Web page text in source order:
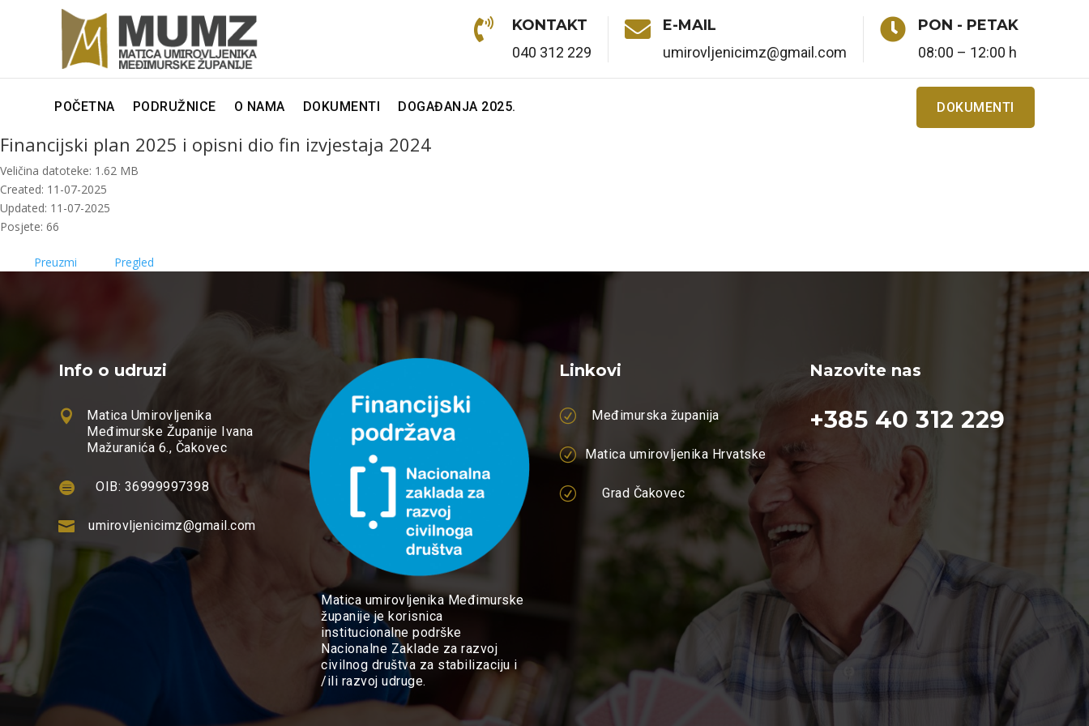
 KONTAKT
040 312 229
 E-MAIL
umirovljenicimz@gmail.com
 PON - PETAK
08:00 – 12:00 h
POČETNA PODRUŽNICE O NAMA DOKUMENTI DOGAĐANJA 2025. DOKUMENTI
Financijski plan 2025 i opisni dio fin izvjestaja 2024
Veličina datoteke: 1.62 MB
Created: 11-07-2025
Updated: 11-07-2025
Posjete: 66
Preuzmi Pregled
Info o udruzi

Matica Umirovljenika
Međimurske Županije Ivana
Mažuranića 6., Čakovec
 OIB: 36999997398
 umirovljenicimz@gmail.com
Matica umirovljenika Međimurske
županije je korisnica
institucionalne podrške
Nacionalne Zaklade za razvoj
civilnog društva za stabilizaciju i
/ili razvoj udruge.
Linkovi
R Međimurska županija
R Matica umirovljenika Hrvatske
R Grad Čakovec
Nazovite nas
+385 40 312 229